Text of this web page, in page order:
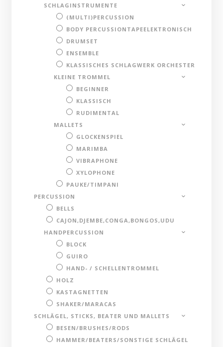
SCHLAGINSTRUMENTE
(MULTI)PERCUSSION
BODY PERCUSSIONTAPEELEKTRONISCH
DRUMSET
ENSEMBLE
KLASSISCHES SCHLAGWERK ORCHESTER
KLEINE TROMMEL
BEGINNER
KLASSISCH
RUDIMENTAL
MALLETS
GLOCKENSPIEL
MARIMBA
VIBRAPHONE
XYLOPHONE
PAUKE/TIMPANI
PERCUSSION
BELLS
CAJON,DJEMBE,CONGA,BONGOS,UDU
HANDPERCUSSION
BLOCK
GUIRO
HAND- / SCHELLENTROMMEL
HOLZ
KASTAGNETTEN
SHAKER/MARACAS
SCHLÄGEL, STICKS, BEATER UND MALLETS
BESEN/BRUSHES/RODS
HAMMER/BEATERS/SONSTIGE SCHLÄGEL